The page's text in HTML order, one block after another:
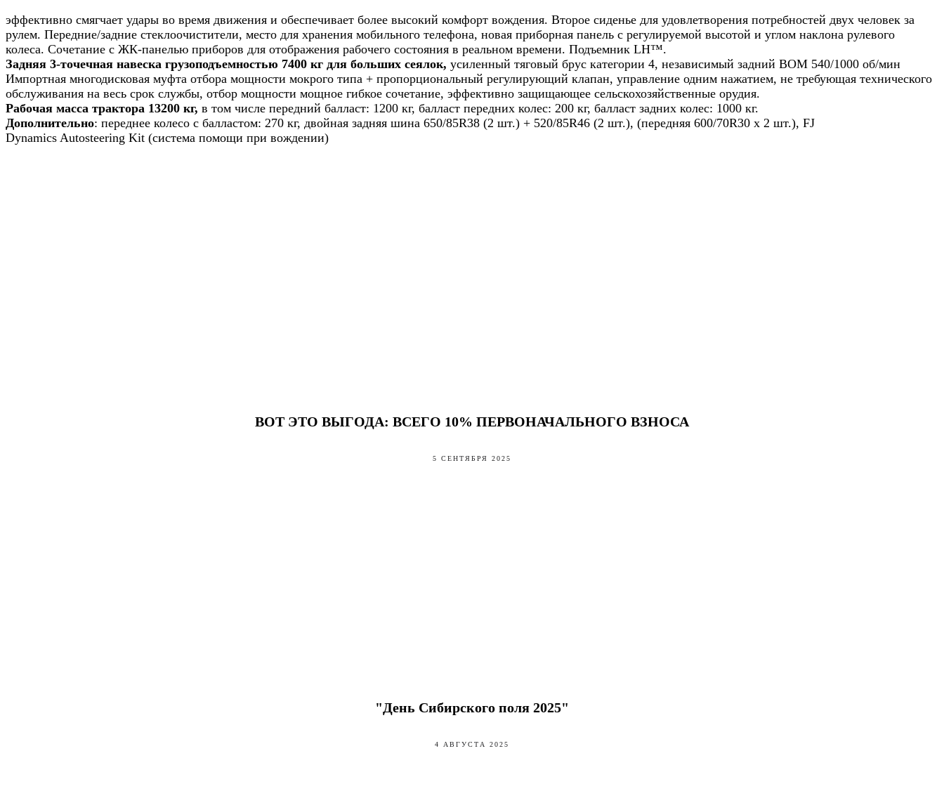
эффективно смягчает удары во время движения и обеспечивает более высокий комфорт вождения. Второе сиденье для удовлетворения потребностей двух человек за
рулем. Передние/задние стеклоочистители, место для хранения мобильного телефона, новая приборная панель с регулируемой высотой и углом наклона рулевого
колеса. Сочетание с ЖК-панелью приборов для отображения рабочего состояния в реальном времени. Подъемник LH™.
Задняя 3-точечная навеска грузоподъемностью 7400 кг для больших сеялок, усиленный тяговый брус категории 4, независимый задний ВОМ 540/1000 об/мин
Импортная многодисковая муфта отбора мощности мокрого типа + пропорциональный регулирующий клапан, управление одним нажатием, не требующая технического
обслуживания на весь срок службы, отбор мощности мощное гибкое сочетание, эффективно защищающее сельскохозяйственные орудия.
Рабочая масса трактора 13200 кг, в том числе передний балласт: 1200 кг, балласт передних колес: 200 кг, балласт задних колес: 1000 кг.
Дополнительно: переднее колесо с балластом: 270 кг, двойная задняя шина 650/85R38 (2 шт.) + 520/85R46 (2 шт.), (передняя 600/70R30 x 2 шт.), FJ
Dynamics Autosteering Kit (система помощи при вождении)
ВОТ ЭТО ВЫГОДА: ВСЕГО 10% ПЕРВОНАЧАЛЬНОГО ВЗНОСА
5 СЕНТЯБРЯ 2025
"День Сибирского поля 2025"
4 АВГУСТА 2025